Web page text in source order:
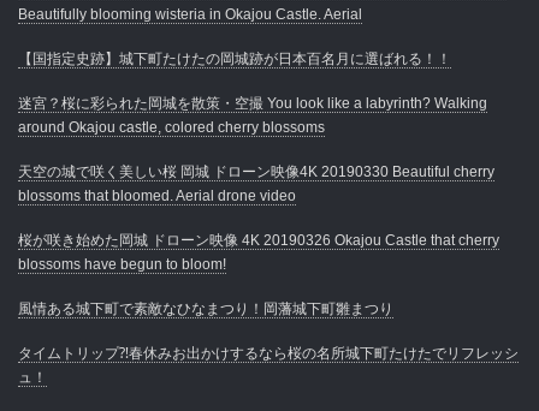
Beautifully blooming wisteria in Okajou Castle. Aerial
【国指定史跡】城下町たけたの岡城跡が日本百名月に選ばれる！！
迷宮？桜に彩られた岡城を散策・空撮 You look like a labyrinth? Walking
around Okajou castle, colored cherry blossoms
天空の城で咲く美しい桜 岡城 ドローン映像4K 20190330 Beautiful cherry
blossoms that bloomed. Aerial drone video
桜が咲き始めた岡城 ドローン映像 4K 20190326 Okajou Castle that cherry
blossoms have begun to bloom!
風情ある城下町で素敵なひなまつり！岡藩城下町雛まつり
タイムトリップ⁈春休みお出かけするなら桜の名所城下町たけたでリフレッシ
ュ！